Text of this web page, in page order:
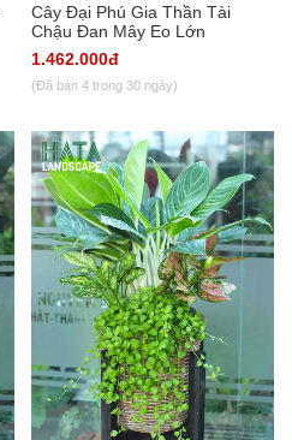
Cây Đại Phú Gia Thần Tài
Chậu Đan Mây Eo Lớn
1.462.000đ
(Đã bán 4 trong 30 ngày)